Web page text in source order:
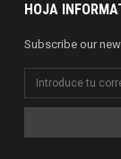
HOJA
Subscribe our